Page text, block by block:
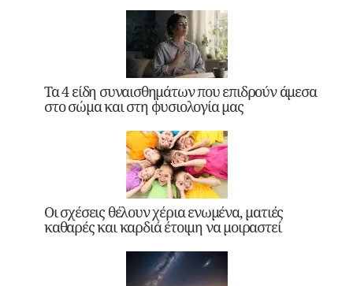
Τα 4 είδη συναισθημάτων που επιδρούν άμεσα
στο σώμα και στη φυσιολογία μας
Οι σχέσεις θέλουν χέρια ενωμένα, ματιές
καθαρές και καρδιά έτοιμη να μοιραστεί